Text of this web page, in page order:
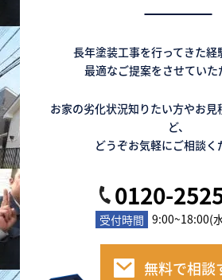
長年塗装工事を行ってきた経
最適なご提案をさせていた
お家の劣化状況知りたい方やお見
ど、
どうぞお気軽にご相談く
0120-
受付時間 9:00~18:00(
無料で相談